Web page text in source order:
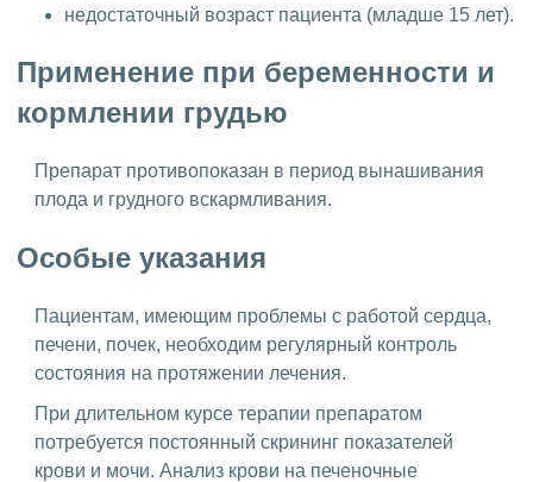
недостаточный возраст пациента (младше 15 лет).
Применение при беременности и
кормлении грудью
Препарат противопоказан в период вынашивания
плода и грудного вскармливания.
Особые указания
Пациентам, имеющим проблемы с работой сердца,
печени, почек, необходим регулярный контроль
состояния на протяжении лечения.
При длительном курсе терапии препаратом
потребуется постоянный скрининг показателей
крови и мочи. Анализ крови на печеночные